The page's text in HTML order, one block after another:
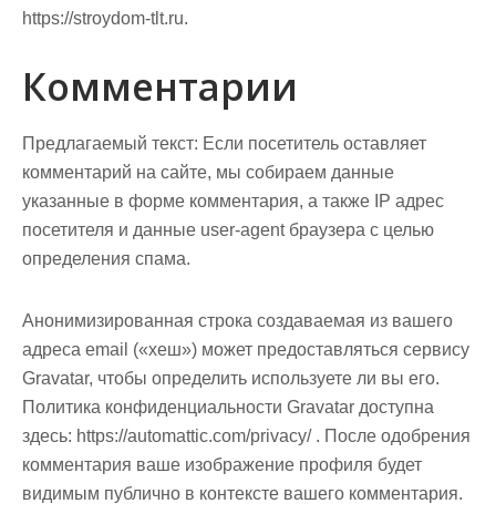
https://stroydom-tlt.ru.
Комментарии
Предлагаемый текст: Если посетитель оставляет
комментарий на сайте, мы собираем данные
указанные в форме комментария, а также IP адрес
посетителя и данные user-agent браузера с целью
определения спама.
Анонимизированная строка создаваемая из вашего
адреса email («хеш») может предоставляться сервису
Gravatar, чтобы определить используете ли вы его.
Политика конфиденциальности Gravatar доступна
здесь: https://automattic.com/privacy/ . После одобрения
комментария ваше изображение профиля будет
видимым публично в контексте вашего комментария.